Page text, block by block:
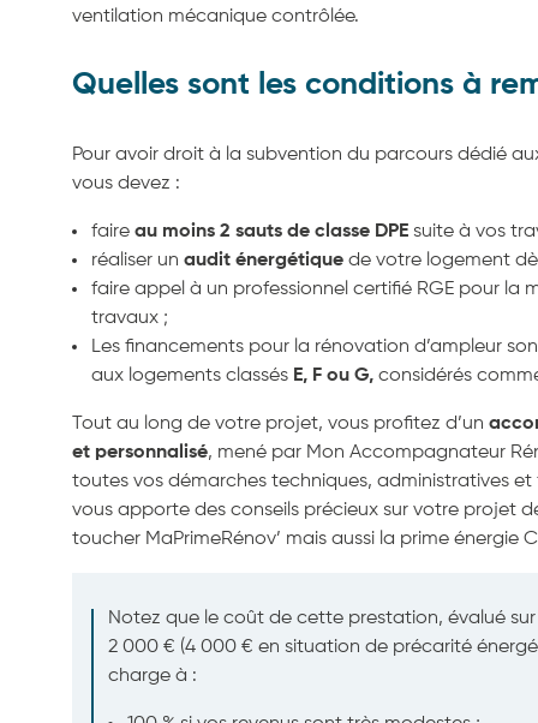
ventilation mécanique contrôlée.
Quelles sont les conditions à
Pour avoir droit à la subvention du parcours dédié
vous devez :
faire au moins 2 sauts de classe DPE suite à vos
réaliser un audit énergétique de votre logement
faire appel à un professionnel certifié RGE pour la
travaux ;
Les financements pour la rénovation d’ampleur
aux logements classés E, F ou G, considérés
Tout au long de votre projet, vous profitez d’un
et personnalisé, mené par Mon Accompagnateur
toutes vos démarches techniques, administratives et
vous apporte des conseils précieux sur votre projet
toucher MaPrimeRénov’ mais aussi la prime énergie
Notez que le coût de cette prestation, évalué
2 000 € (4 000 € en situation de précarité
charge à :